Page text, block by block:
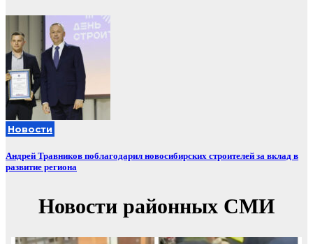
Новости
Андрей Травников поблагодарил новосибирских строителей за вклад в
развитие региона